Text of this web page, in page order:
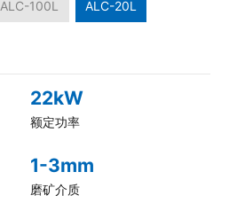
ALC-100L ALC-20L
22kW
额定功率
1-3mm
磨矿介质